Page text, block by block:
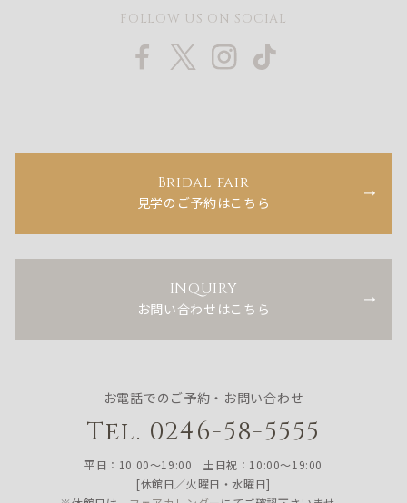
FOLLOW US ON SOCIAL
Bridal fair
見学のご予約はこちら
INQUIRY
お問い合わせはこちら
お電話でのご予約・お問い合わせ
Tel. 0246-58-5555
平日：10:00〜19:00 土日祝：10:00〜19:00
[休館日／火曜日・水曜日]